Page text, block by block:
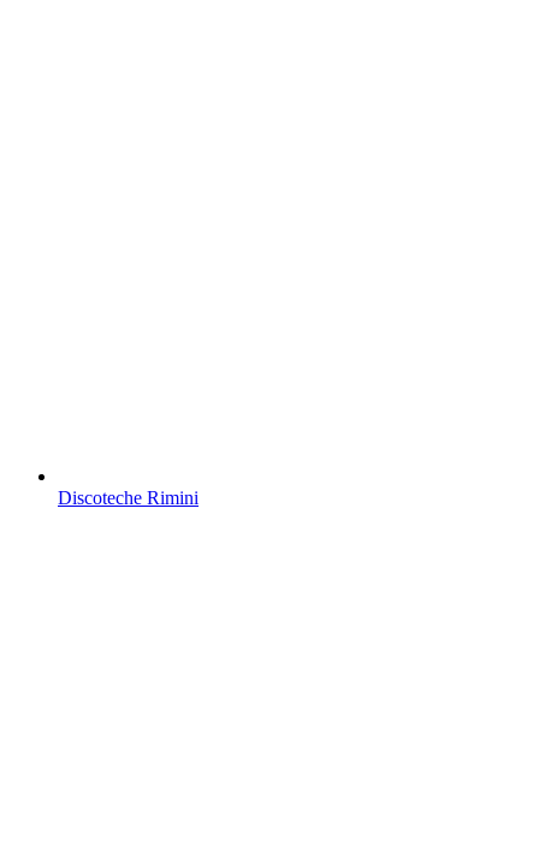
Discoteche Rimini